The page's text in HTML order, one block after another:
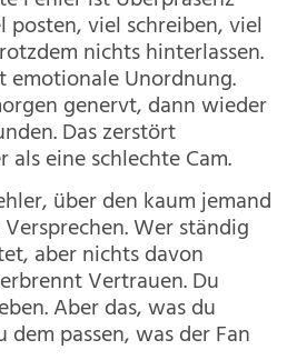
posten, viel schreiben, viel
nichts hinterlassen.
emotionale Unordnung.
genervt, dann wieder
Das zerstört
eine schlechte Cam.
über den kaum jemand
Wer ständig
aber nichts davon
Vertrauen. Du
Aber das, was du
passen, was der Fan